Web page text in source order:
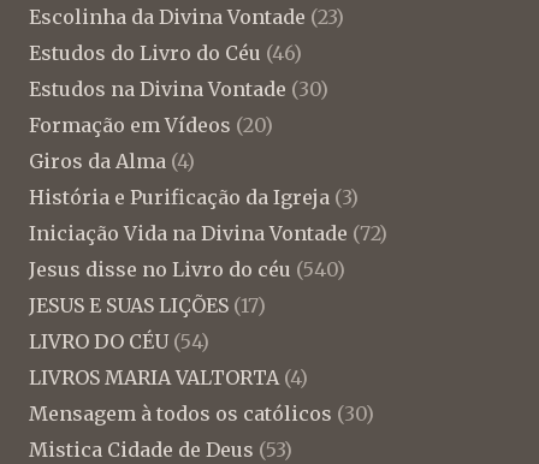
Escolinha da Divina Vontade (23)
Estudos do Livro do Céu (46)
Estudos na Divina Vontade (30)
Formação em Vídeos (20)
Giros da Alma (4)
História e Purificação da Igreja (3)
Iniciação Vida na Divina Vontade (72)
Jesus disse no Livro do céu (540)
JESUS E SUAS LIÇÕES (17)
LIVRO DO CÉU (54)
LIVROS MARIA VALTORTA(4)
Mensagem à todos os católicos (30)
Mistica Cidade de Deus (53)